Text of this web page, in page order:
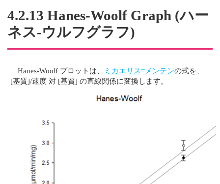
4.2.13 Hanes-Woolf Graph (ハー
ネス-ウルフグラフ)
Hanes-Woolf プロットは、 ミカエリス=メンテンの式を、
[基質]/速度 対 [基質] の直線関係に変換します。